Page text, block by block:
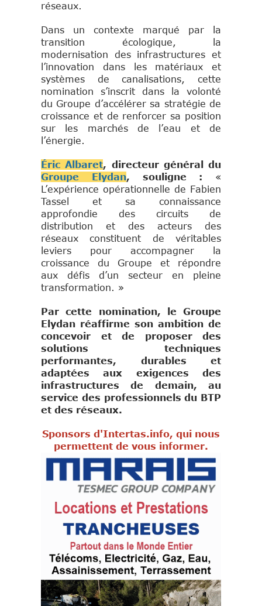
réseaux.
Dans un contexte marqué par la
transition écologique, la
modernisation des infrastructures et
l’innovation dans les matériaux et
systèmes de canalisations, cette
nomination s’inscrit dans la volonté
du Groupe d’accélérer sa stratégie de
croissance et de renforcer sa position
sur les marchés de l’eau et de
l’énergie.
Éric Albaret, directeur général du
Groupe Elydan, souligne : «
L’expérience opérationnelle de Fabien
Tassel et sa connaissance
approfondie des circuits de
distribution et des acteurs des
réseaux constituent de véritables
leviers pour accompagner la
croissance du Groupe et répondre
aux défis d’un secteur en pleine
transformation. »
Par cette nomination, le Groupe
Elydan réaffirme son ambition de
concevoir et de proposer des
solutions techniques
performantes, durables et
adaptées aux exigences des
infrastructures de demain, au
service des professionnels du BTP
et des réseaux.
Sponsors d'Intertas.info, qui nous
permettent de vous informer.